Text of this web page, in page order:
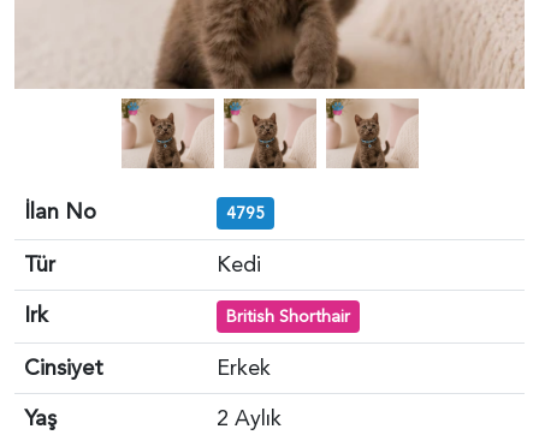
İlan No 4795
Tür
Kedi
Irk
British Shorthair
Cinsiyet
Erkek
Yaş
2 Aylık